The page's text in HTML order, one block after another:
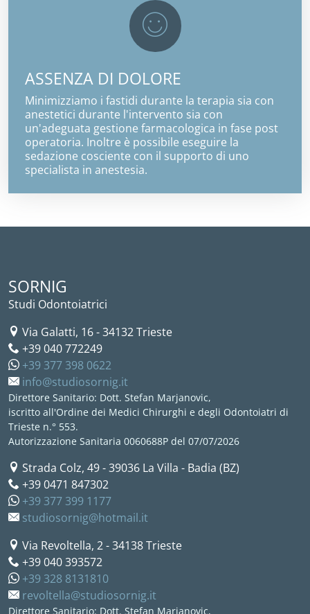
ASSENZA DI DOLORE
Minimizziamo i fastidi durante la terapia sia con
anestetici durante l'intervento sia con
un'adeguata gestione farmacologica in fase post
operatoria. Inoltre è possibile eseguire la
sedazione cosciente con il supporto di uno
specialista in anestesia.
SORNIG
Studi Odontoiatrici
Via Galatti, 16-34132Trieste
+39 040 772249
+39 377 398 0622
info@studiosornig.it
Direttore Sanitario: Dott. Stefan Marjanovic,
iscritto all'Ordine dei Medici Chirurghi e degli Odontoiatri di
Trieste n.° 553.
Autorizzazione Sanitaria 0060688P del 07/07/2026
Strada Colz, 49-39036 La Villa - Badia (BZ)
+39 0471 847302
+39 377 399 1177
studiosornig@hotmail.it
Via Revoltella, 2-34138Trieste
+39 040 393572
+39 328 8131810
revoltella@studiosornig.it
Direttore Sanitario: Dott. Stefan Marjanovic,